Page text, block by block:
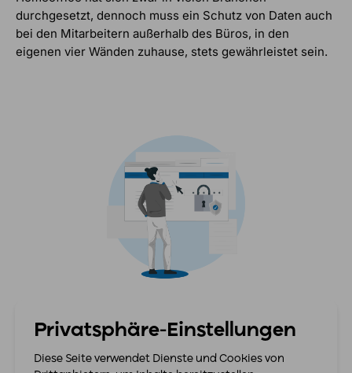
durchgesetzt, dennoch muss ein Schutz von Daten auch
bei den Mitarbeitern außerhalb des Büros, in den
eigenen vier Wänden zuhause, stets gewährleistet sein.
Privatsphäre-Einstellungen
Diese Seite verwendet Dienste und Cookies von